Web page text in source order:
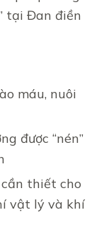
tại Đan điền
máu, nuôi
được “nén”
thiết cho
vật lý và khí